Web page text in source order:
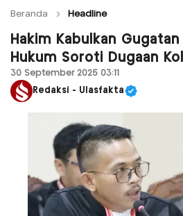
Beranda Headline
Hakim Kabulkan Gugatan
Hukum Soroti Dugaan
30 September 2025 03:11
Redaksi - Ulasfakta